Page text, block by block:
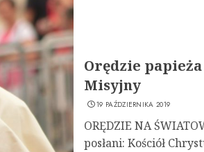
Orędzie
Misyjny
19 PAŹDZIERNIKA 2019
ORĘDZIE NA
posłani: Kościół